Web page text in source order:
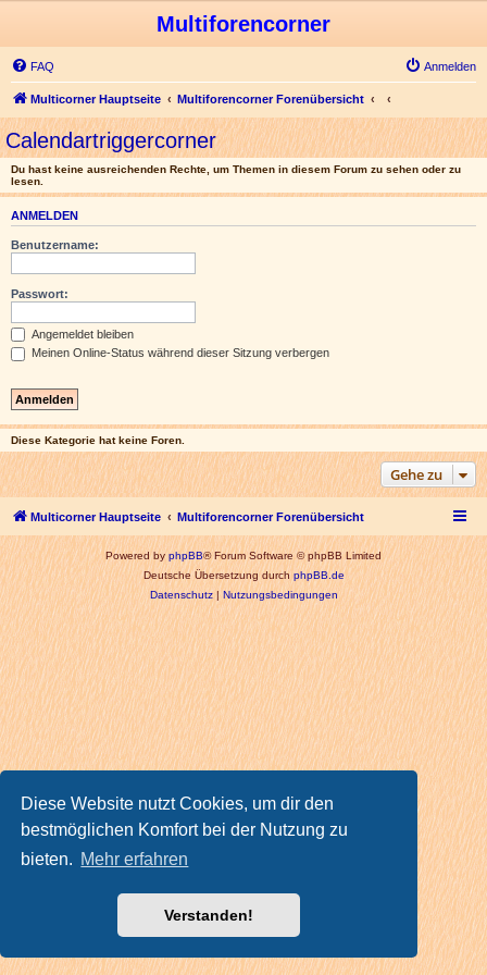
Diese Website nutzt Cookies, um dir den
bestmöglichen Komfort bei der Nutzung zu
bieten. Mehr erfahren
Verstanden!
Multiforencorner
FAQ Anmelden
Multicorner Hauptseite Multiforencorner Forenübersicht
Calendartriggercorner
Du hast keine ausreichenden Rechte, um Themen in diesem Forum zu sehen oder zu
lesen.
ANMELDEN
Benutzername:
Passwort:
Angemeldet bleiben
Meinen Online-Status während dieser Sitzung verbergen
Diese Kategorie hat keine Foren.
Gehe zu
Multicorner Hauptseite Multiforencorner Forenübersicht
Powered byphpBB® Forum Software © phpBB Limited
Deutsche Übersetzung durchphpBB.de
Datenschutz|Nutzungsbedingungen